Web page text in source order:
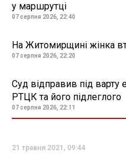
у маршрутці
07 серпня 2026, 22:40
На Житомирщині жінка
07 серпня 2026, 22:20
Суд відправив під варту
РТЦК та його підлеглого
07 серпня 2026, 22:11
21 травня 2021, 09:44